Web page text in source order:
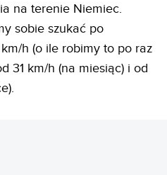
na terenie Niemiec.
sobie szukać po
h (o ile robimy to po raz
31 km/h (na miesiąc) i od